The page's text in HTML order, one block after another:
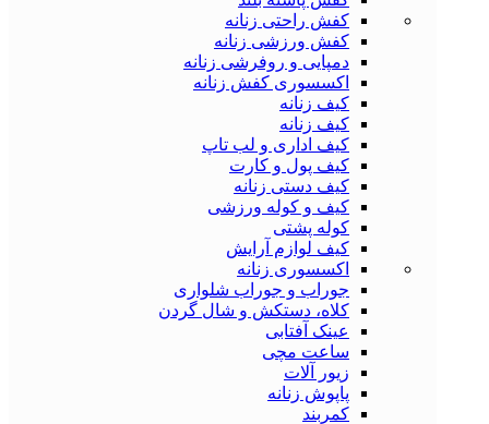
کفش راحتی زنانه
کفش ورزشی زنانه
دمپایی و روفرشی زنانه
اکسسوری کفش زنانه
کیف زنانه
کیف زنانه
کیف اداری و لب تاپ
کیف پول و کارت
کیف دستی زنانه
کیف و کوله ورزشی
کوله پشتی
کیف لوازم آرایش
اکسسوری زنانه
جوراب و جوراب شلواری
کلاه، دستکش و شال گردن
عینک آفتابی
ساعت مچی
زیور آلات
پاپوش زنانه
کمربند